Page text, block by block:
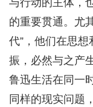
与行动的主体，
的重要贯通。尤
代”，他们在思
振，必然与之产
鲁迅生活在同一
同样的现实问题